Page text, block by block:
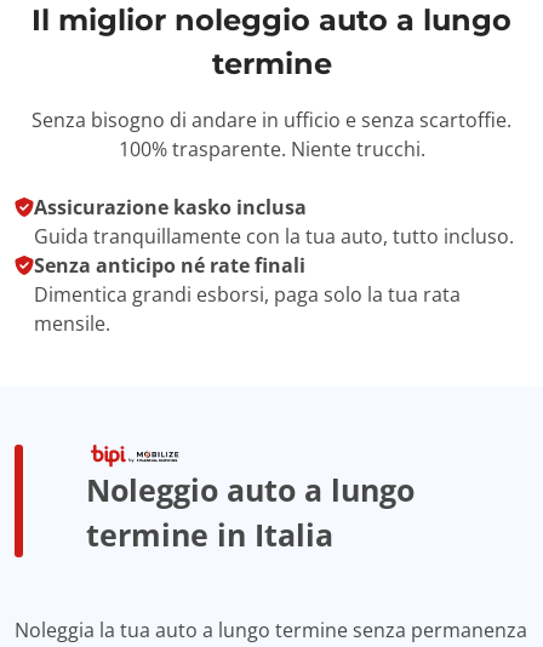
Il miglior noleggio auto a lungo
termine
Senza bisogno di andare in ufficio e senza scartoffie.
100% trasparente. Niente trucchi.
Assicurazione kasko inclusa
Guida tranquillamente con la tua auto, tutto incluso.
Senza anticipo né rate finali
Dimentica grandi esborsi, paga solo la tua rata
mensile.
Noleggio auto a lungo
termine in Italia
Noleggia la tua auto a lungo termine senza permanenza